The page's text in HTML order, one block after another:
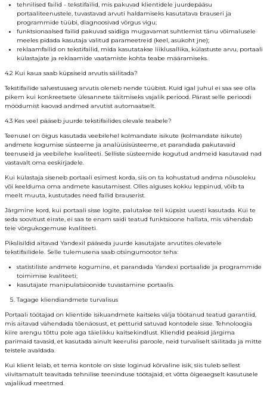
tehnilised failid - tekstifailid, mis pakuvad klientidele juurdepääsu
portaaliteenustele, tuvastavad arvuti haldamiseks kasutatava brauseri ja
programmide tüübi, diagnoosivad võrgus vigu;
funktsionaalsed failid pakuvad saidiga mugavamat suhtlemist tänu võimalusele
meeles pidada kasutaja valitud parameetreid (keel, asukoht jne);
reklaamfailid on tekstifailid, mida kasutatakse liiklusallika, külastuste arvu, portaali
külastajate ja reklaamide vaatamiste kohta teabe määramiseks.
4.2 Kui kaua saab küpsiseid arvutis säilitada?
Tekstifailide salvestusaeg arvutis oleneb nende tüübist. Kuid igal juhul ei saa see olla
pikem kui konkreetsete ülesannete täitmiseks vajalik periood. Pärast selle perioodi
möödumist kaovad andmed arvutist automaatselt.
4.3 Kes veel pääseb juurde tekstifailides olevale teabele?
Teenusel on õigus kasutada veebilehel kolmandate isikute (kolmandate isikute)
andmete kogumise süsteeme ja analüüsisüsteeme, et parandada pakutavaid
teenuseid ja veebilehe kvaliteeti. Selliste süsteemide kogutud andmeid kasutavad nad
vastavalt oma eeskirjadele.
Kui külastaja siseneb portaali esimest korda, siis on ta kohustatud andma nõusoleku
või keelduma oma andmete kasutamisest. Olles alguses kokku leppinud, võib ta
meelt muuta, kustutades need failid brauserist.
Järgmine kord, kui portaali sisse logite, palutakse teil küpsist uuesti kasutada. Kui te
seda soovitust eirate, ei saa te enam saidi teatud funktsioone hallata, mis vähendab
teie võrgukogemuse kvaliteeti.
Pikslisildid aitavad Yandexil pääseda juurde kasutajate arvutites olevatele
tekstifailidele. Selle tulemusena saab otsingumootor teha:
statistiliste andmete kogumine, et parandada Yandexi portaalide ja programmide
toimimise kvaliteeti;
kasutajate manipulatsioonide tuvastamine portaalis.
Tagage kliendiandmete turvalisus
Portaali töötajad on klientide isikuandmete kaitseks välja töötanud teatud garantiid,
mis aitavad vähendada tõenäosust, et petturid satuvad kontodele sisse. Tehnoloogia
kiire arengu tõttu pole aga täielikku kaitsekindlust. Kliendid peaksid järgima
parimaid tavasid, et kasutada ainult keerulisi paroole, neid turvaliselt säilitada ja mitte
teistele avaldada.
Kui klient leiab, et tema kontole on sisse loginud kõrvaline isik, siis tuleb sellest
viivitamatult teavitada tehnilise teeninduse töötajaid, et võtta õigeaegselt kasutusele
vajalikud meetmed.